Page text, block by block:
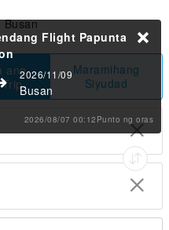
Busan
ang
Maramihang
Siyudad
Flight Papunta
2026/11/09
Busan
2026/08/07 00:12Punto ng oras